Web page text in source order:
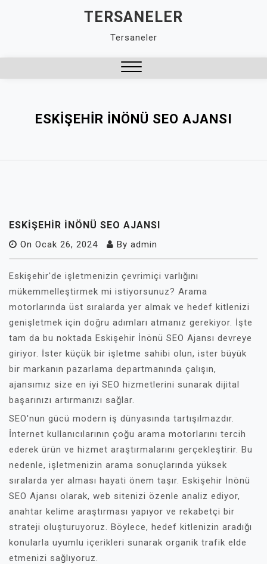
TERSANELER
Tersaneler
ESKIŞEHIR İNÖNÜ SEO AJANSI
ESKIŞEHIR İNÖNÜ SEO AJANSI
On Ocak 26, 2024 By admin
Eskişehir'de işletmenizin çevrimiçi varlığını
mükemmelleştirmek mi istiyorsunuz? Arama
motorlarında üst sıralarda yer almak ve hedef kitlenizi
genişletmek için doğru adımları atmanız gerekiyor. İşte
tam da bu noktada Eskişehir İnönü SEO Ajansı devreye
giriyor. İster küçük bir işletme sahibi olun, ister büyük
bir markanın pazarlama departmanında çalışın,
ajansımız size en iyi SEO hizmetlerini sunarak dijital
başarınızı artırmanızı sağlar.
SEO'nun gücü modern iş dünyasında tartışılmazdır.
İnternet kullanıcılarının çoğu arama motorlarını tercih
ederek ürün ve hizmet araştırmalarını gerçekleştirir. Bu
nedenle, işletmenizin arama sonuçlarında yüksek
sıralarda yer alması hayati önem taşır. Eskişehir İnönü
SEO Ajansı olarak, web sitenizi özenle analiz ediyor,
anahtar kelime araştırması yapıyor ve rekabetçi bir
strateji oluşturuyoruz. Böylece, hedef kitlenizin aradığı
konularla uyumlu içerikleri sunarak organik trafik elde
etmenizi sağlıyoruz.